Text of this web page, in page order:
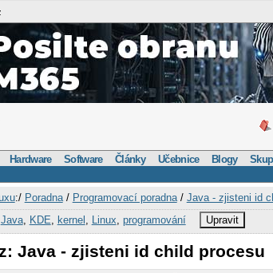
Hardware Software Články Učebnice Blogy
:/ Poradna/ Programovací poradna/ Java - zjisteni id
Java, KDE kernel Linux programování Upravit
Java - zjisteni id child procesu